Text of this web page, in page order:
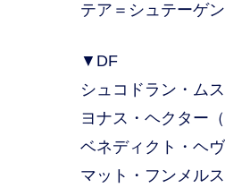
テア＝シュテーゲン
▼DF
シュコドラン・ムス
ヨナス・ヘクター（
ベネディクト・ヘヴ
マット・フンメルス